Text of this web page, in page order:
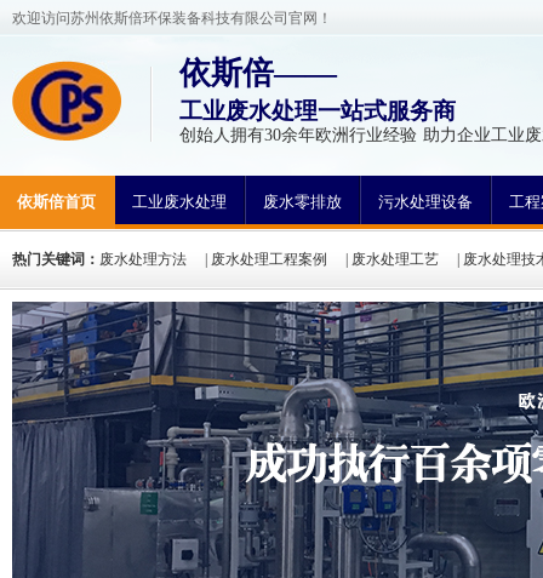
欢迎访问苏州依斯倍环保装备科技有限公司官网！
依斯倍——
工业废水处理一站式服务商
创始人拥有30余年欧洲行业经验 助力企业工业
依斯倍首页 工业废水处理 废水零排放 污水处理设备 工
热门关键词： 废水处理方法 废水处理工程案例 废水处理工艺 废水处理技
氮废水处理